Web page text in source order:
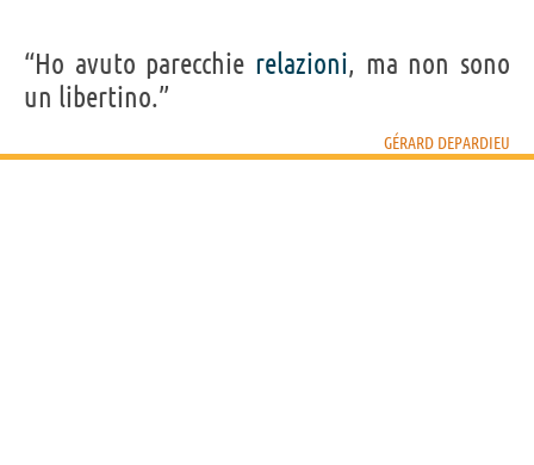
“Ho avuto parecchie relazioni, ma non sono
un libertino.”
GÉRARD DEPARDIEU